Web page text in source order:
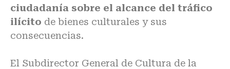
ciudadanía sobre el alcance del tráfico
ilícito de bienes culturales y sus
consecuencias.
El Subdirector General de Cultura de la